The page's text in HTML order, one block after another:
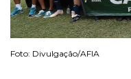
Foto: Divulgação/AFIA